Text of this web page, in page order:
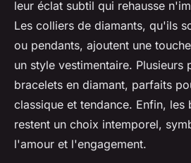
leur éclat subtil qui rehausse
Les colliers de diamants, qu'ils
ou pendants, ajoutent une
un style vestimentaire. Plusieurs
bracelets en diamant, parfaits
classique et tendance. Enfin, les
restent un choix intemporel,
l'amour et l'engagement.